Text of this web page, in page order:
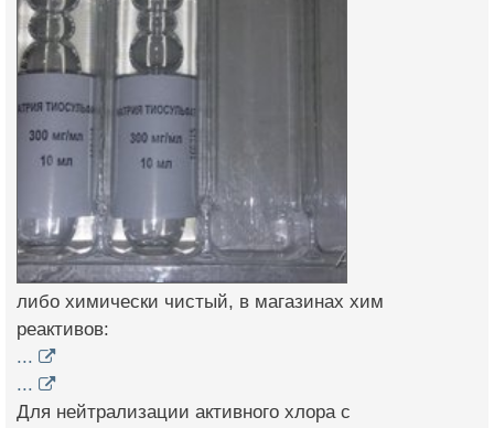
либо химически чистый, в магазинах хим
реактивов:
...
...
Для нейтрализации активного хлора с